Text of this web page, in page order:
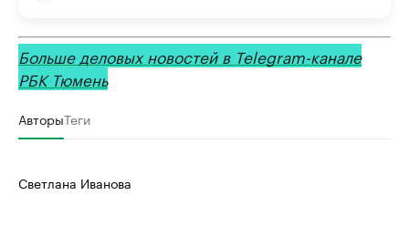
Больше деловых новостей в Теlegram-канале
РБК Тюмень
АвторыТеги
Светлана Иванова